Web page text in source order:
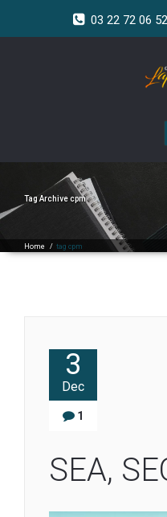
03 22 72 06 52
Tag Archivecpm
Home / tag cpm
3
Dec
1
SEA,